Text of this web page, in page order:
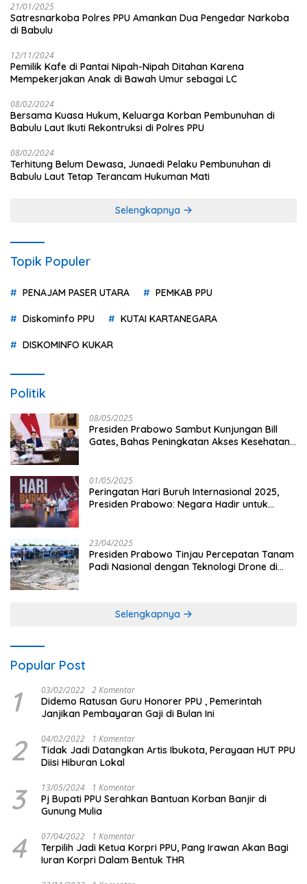
21/01/2025
Satresnarkoba Polres PPU Amankan Dua Pengedar Narkoba
di Babulu
12/11/2024
Pemilik Kafe di Pantai Nipah-Nipah Ditahan Karena
Mempekerjakan Anak di Bawah Umur sebagai LC
08/02/2024
Bersama Kuasa Hukum, Keluarga Korban Pembunuhan di
Babulu Laut Ikuti Rekontruksi di Polres PPU
08/02/2024
Terhitung Belum Dewasa, Junaedi Pelaku Pembunuhan di
Babulu Laut Tetap Terancam Hukuman Mati
Selengkapnya
Topik Populer
PENAJAM PASER UTARA PEMKAB PPU
Diskominfo PPU KUTAI KARTANEGARA
DISKOMINFO KUKAR
Politik
08/05/2025
Presiden Prabowo Sambut Kunjungan Bill
Gates, Bahas Peningkatan Akses Kesehatan
01/05/2025
Peringatan Hari Buruh Internasional 2025,
Presiden Prabowo: Negara Hadir untuk
23/04/2025
Presiden Prabowo Tinjau Percepatan Tanam
Padi Nasional dengan Teknologi Drone di
Selengkapnya
Popular Post
1 03/02/2022 2 Komentar
Didemo Ratusan Guru Honorer PPU , Pemerintah
Janjikan Pembayaran Gaji di Bulan Ini
2 04/02/2022 1 Komentar
Tidak Jadi Datangkan Artis Ibukota, Perayaan HUT PPU
Diisi Hiburan Lokal
3 13/05/2024 1 Komentar
Pj Bupati PPU Serahkan Bantuan Korban Banjir di
Gunung Mulia
4 07/04/2022 1 Komentar
Terpilih Jadi Ketua Korpri PPU, Pang Irawan Akan Bagi
Iuran Korpri Dalam Bentuk THR